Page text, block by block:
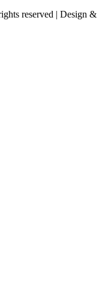
reserved | Design &